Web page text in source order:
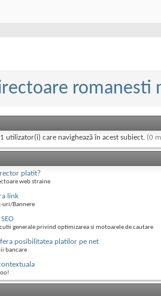
romanesti
utilizator(i) care navighează în acest subiect. (0
platit?
web straine
link
uri/Bannere
generale privind optimizarea si motoarele de cautare
posibilitatea platilor pe net
bancare